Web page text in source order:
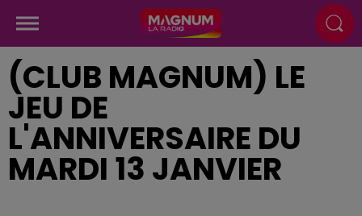
(CLUB MAGNUM) LE
JEU DE
L'ANNIVERSAIRE DU
MARDI 13 JANVIER